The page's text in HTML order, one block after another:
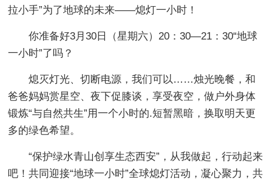
拉小手”为了地球的未来——熄灯一小时！
你准备好3月30日（星期六）20：30—21：30“地球
一小时”了吗？
熄灭灯光、切断电源，我们可以……烛光晚餐，和
爸爸妈妈赏星空、夜下促膝谈，享受夜空，做户外身体
锻炼“与自然共生”用一个小时的.短暂黑暗，换取明天更
多的绿色希望。
“保护绿水青山创享生态西安”，从我做起，行动起来
吧！共同迎接“地球一小时”全球熄灯活动，凝心聚力，共